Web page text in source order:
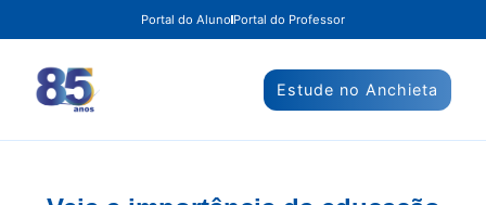
Portal do Aluno Portal do Professor
Estude no Anchieta